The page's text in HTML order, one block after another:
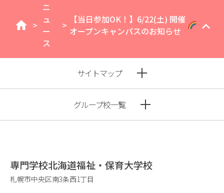
home
>
ニ
ュ
ー
ス
>
【当日参加OK！】6/22(土) 開催
オープンキャンパスのお知らせ
サイトマップ
グループ校一覧
専門学校北海道福祉・保育大学校
札幌市中央区南3条西1丁目